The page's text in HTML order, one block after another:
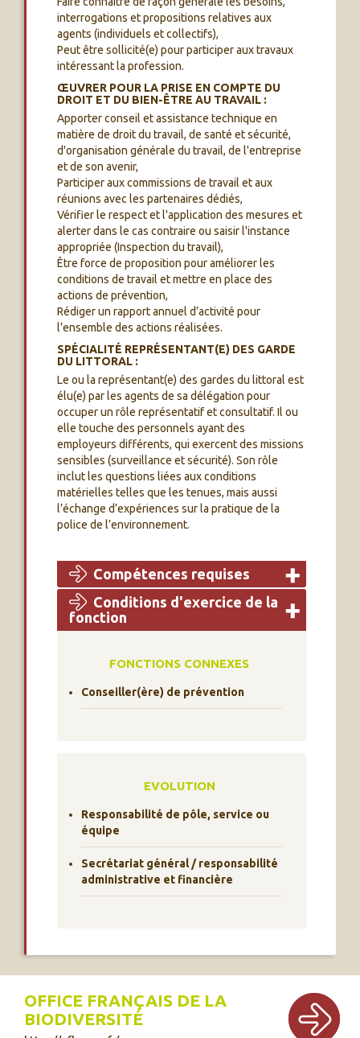
interrogations et propositions relatives aux
agents (individuels et collectifs),
Peut être sollicité(e) pour participer aux travaux
intéressant la profession.
ŒUVRER POUR LA PRISE EN COMPTE DU
DROIT ET DU BIEN-ÊTRE AU TRAVAIL :
Apporter conseil et assistance technique en
matière de droit du travail, de santé et sécurité,
d'organisation générale du travail, de l'entreprise
et de son avenir,
Participer aux commissions de travail et aux
réunions avec les partenaires dédiés,
Vérifier le respect et l'application des mesures et
alerter dans le cas contraire ou saisir l'instance
appropriée (Inspection du travail),
Être force de proposition pour améliorer les
conditions de travail et mettre en place des
actions de prévention,
Rédiger un rapport annuel d’activité pour
l’ensemble des actions réalisées.
SPÉCIALITÉ REPRÉSENTANT(E) DES GARDE
DU LITTORAL :
Le ou la représentant(e) des gardes du littoral est
élu(e) par les agents de sa délégation pour
occuper un rôle représentatif et consultatif. Il ou
elle touche des personnels ayant des
employeurs différents, qui exercent des missions
sensibles (surveillance et sécurité). Son rôle
inclut les questions liées aux conditions
matérielles telles que les tenues, mais aussi
l’échange d’expériences sur la pratique de la
police de l’environnement.
Compétences requises
Conditions d'exercice de la
fonction
FONCTIONS CONNEXES
Conseiller(ère) de prévention
EVOLUTION
Responsabilité de pôle, service ou
équipe
Secrétariat général / responsabilité
administrative et financière
OFFICE FRANÇAIS DE LA
BIODIVERSITÉ